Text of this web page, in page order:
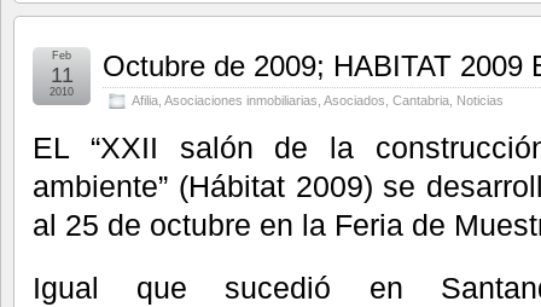
Octubre de 2009; HABITAT 2009
Afilia Asociaciones inmobiliarias Asociados Cantabria Noticias
Feb
11
2010
EL “XXII salón de la
ambiente” (Hábitat 2009) se
al 25 de octubre en la Feria de
Igual que sucedió en